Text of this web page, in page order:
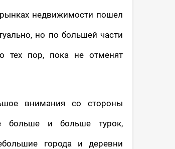
рынках недвижимости пошел
но по большей части
тех пор, пока не отменят
внимания со стороны
больше и больше турок,
города и деревни